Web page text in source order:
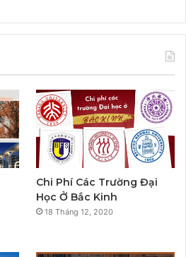
Chi Phí Các Trường Đại
Học Ở Bắc Kinh
18 Tháng 12, 2020